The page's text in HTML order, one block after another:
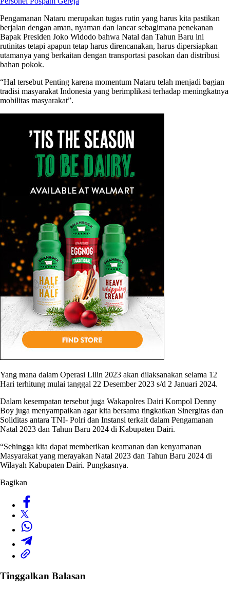
Pengamanan Nataru merupakan tugas rutin yang harus kita pastikan
berjalan dengan aman, nyaman dan lancar sebagimana penekanan
Bapak Presiden Joko Widodo bahwa Natal dan Tahun Baru ini
rutinitas tetapi apapun tetap harus direncanakan, harus dipersiapkan
utamanya yang berkaitan dengan transportasi pasokan dan distribusi
bahan pokok.
“Hal tersebut Penting karena momentum Nataru telah menjadi bagian
tradisi masyarakat Indonesia yang berimplikasi terhadap meningkatnya
mobilitas masyarakat”.
Yang mana dalam Operasi Lilin 2023 akan dilaksanakan selama 12
Hari terhitung mulai tanggal 22 Desember 2023 s/d 2 Januari 2024.
Dalam kesempatan tersebut juga Wakapolres Dairi Kompol Denny
Boy juga menyampaikan agar kita bersama tingkatkan Sinergitas dan
Soliditas antara TNI- Polri dan Instansi terkait dalam Pengamanan
Natal 2023 dan Tahun Baru 2024 di Kabupaten Dairi.
“Sehingga kita dapat memberikan keamanan dan kenyamanan
Masyarakat yang merayakan Natal 2023 dan Tahun Baru 2024 di
Wilayah Kabupaten Dairi. Pungkasnya.
Bagikan
Tinggalkan Balasan